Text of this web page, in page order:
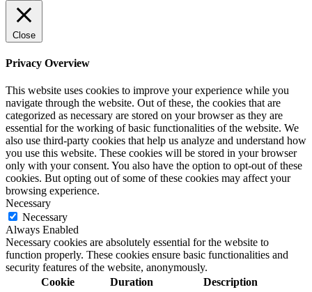
Close
Privacy Overview
This website uses cookies to improve your experience while you
navigate through the website. Out of these, the cookies that are
categorized as necessary are stored on your browser as they are
essential for the working of basic functionalities of the website. We
also use third-party cookies that help us analyze and understand how
you use this website. These cookies will be stored in your browser
only with your consent. You also have the option to opt-out of these
cookies. But opting out of some of these cookies may affect your
browsing experience.
Necessary
Necessary
Always Enabled
Necessary cookies are absolutely essential for the website to
function properly. These cookies ensure basic functionalities and
security features of the website, anonymously.
Cookie
Duration Description